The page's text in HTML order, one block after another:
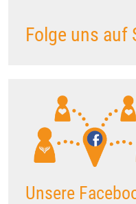
Folge uns auf
Unsere